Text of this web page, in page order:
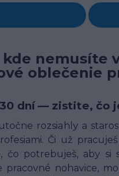
kde nemusíte
oblečenie
dní — zistite,
rozsiahly a
Či už
čo potrebuješ, aby
nohavice,